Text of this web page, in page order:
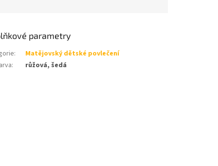
parametry
:
Matějovský dětské povlečení
: růžová, šedá